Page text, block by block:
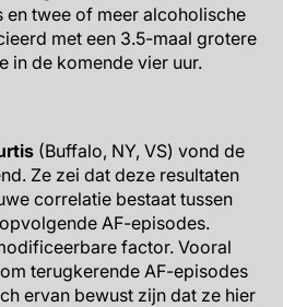
en twee of meer alcoholische
met een 3.5-maal grotere
in de komende vier uur.
(Buffalo, NY, VS) vond de
Ze zei dat deze resultaten
correlatie bestaat tussen
AF-episodes.
factor. Vooral
terugkerende AF-episodes
ervan bewust zijn dat ze hier